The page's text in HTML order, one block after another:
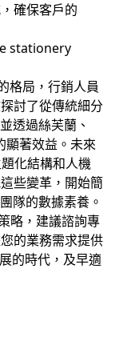
確保客戶的
格局，行銷人員
討了從傳統細分
透過絲芙蘭、
著效益。未來
化結構和人機
些變革，開始簡
隊的數據素養。
略，建議諮詢專
的業務需求提供
的時代，及早適